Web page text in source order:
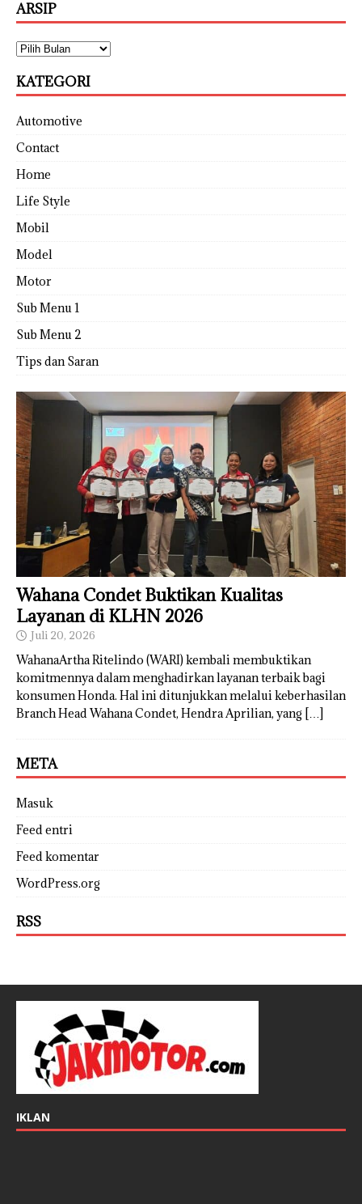
ARSIP
KATEGORI
Automotive
Contact
Home
Life Style
Mobil
Model
Motor
Sub Menu 1
Sub Menu 2
Tips dan Saran
Wahana Condet Buktikan Kualitas
Layanan di KLHN 2026
Juli 20, 2026
WahanaArtha Ritelindo (WARI) kembali membuktikan
komitmennya dalam menghadirkan layanan terbaik bagi
konsumen Honda. Hal ini ditunjukkan melalui keberhasilan
Branch Head Wahana Condet, Hendra Aprilian, yang […]
META
Masuk
Feed entri
Feed komentar
WordPress.org
RSS
IKLAN